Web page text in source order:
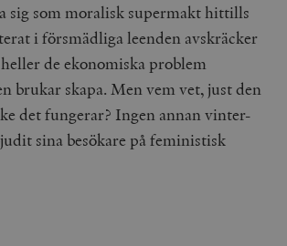
sig som moralisk supermakt hittills
i försmädliga leenden avskräcker
de ekonomiska problem
brukar skapa. Men vem vet, just den
det fungerar? Ingen annan vinter-
sina besökare på feministisk